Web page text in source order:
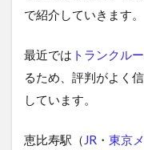
で紹介していきます。
最近では トランクル
るため、評判がよく
しています。
恵比寿駅（ JR ・ 東京